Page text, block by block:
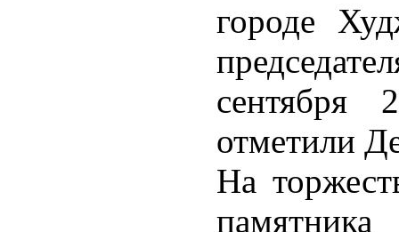
городе
сентября
отметили
На